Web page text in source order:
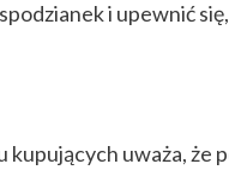
i upewnić
uważa, że